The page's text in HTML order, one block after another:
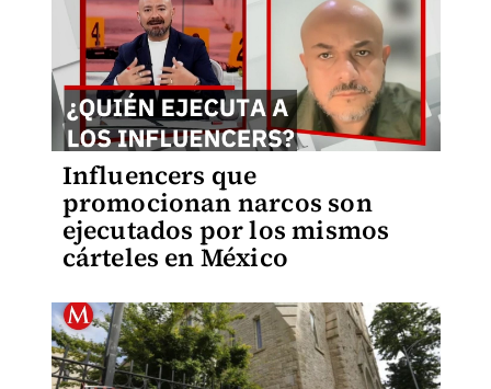
Influencers que
promocionan narcos son
ejecutados por los mismos
cárteles en México